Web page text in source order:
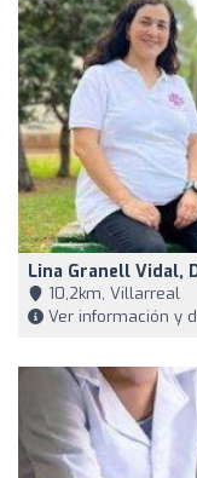
Lina Granell Vidal,
10,2km, Villarreal
Ver información y